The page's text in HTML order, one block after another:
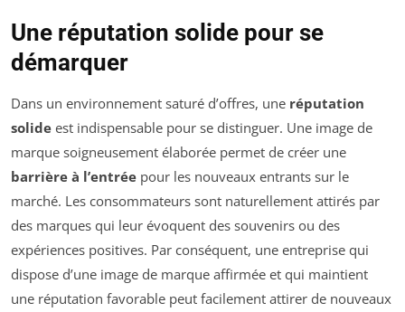
Une réputation solide pour se
démarquer
Dans un environnement saturé d’offres, une réputation
solide est indispensable pour se distinguer. Une image de
marque soigneusement élaborée permet de créer une
barrière à l’entrée pour les nouveaux entrants sur le
marché. Les consommateurs sont naturellement attirés par
des marques qui leur évoquent des souvenirs ou des
expériences positives. Par conséquent, une entreprise qui
dispose d’une image de marque affirmée et qui maintient
une réputation favorable peut facilement attirer de nouveaux